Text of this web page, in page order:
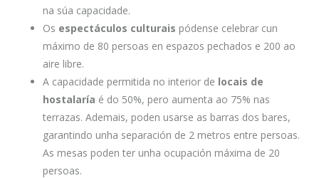
na súa capacidade.
Os espectáculos culturais pódense celebrar cun
máximo de 80 persoas en espazos pechados e 200 ao
aire libre.
A capacidade permitida no interior de locais de
hostalaría é do 50%, pero aumenta ao 75% nas
terrazas. Ademais, poden usarse as barras dos bares,
garantindo unha separación de 2 metros entre persoas.
As mesas poden ter unha ocupación máxima de 20
persoas.